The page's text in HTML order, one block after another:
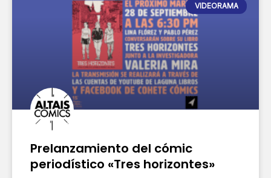
VIDEORAMA
Prelanzamiento del cómic
periodístico «Tres horizontes»